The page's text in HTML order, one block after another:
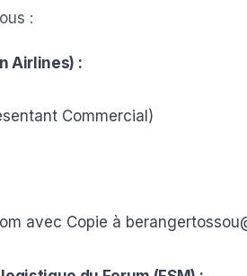
:
Airlines) :
Commercial)
avec Copie à